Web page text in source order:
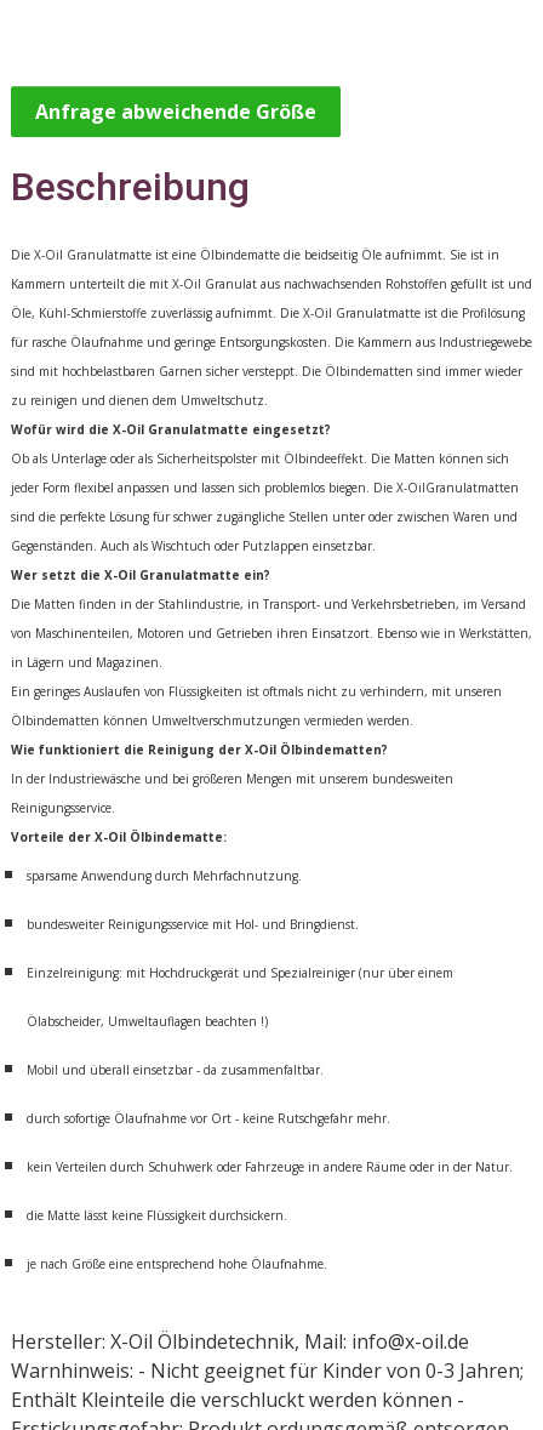
Anfrage abweichende Größe
Beschreibung
Die X-Oil Granulatmatte ist eine Ölbindematte die beidseitig Öle aufnimmt. Sie ist in
Kammern unterteilt die mit X-Oil Granulat aus nachwachsenden Rohstoffen gefüllt ist und
Öle, Kühl-Schmierstoffe zuverlässig aufnimmt. Die X-Oil Granulatmatte ist die Profilösung
für rasche Ölaufnahme und geringe Entsorgungskosten. Die Kammern aus Industriegewebe
sind mit hochbelastbaren Garnen sicher versteppt. Die Ölbindematten sind immer wieder
zu reinigen und dienen dem Umweltschutz.
Wofür wird die X-Oil Granulatmatte eingesetzt?
Ob als Unterlage oder als Sicherheitspolster mit Ölbindeeffekt. Die Matten können sich
jeder Form flexibel anpassen und lassen sich problemlos biegen. Die X-OilGranulatmatten
sind die perfekte Lösung für schwer zugängliche Stellen unter oder zwischen Waren und
Gegenständen. Auch als Wischtuch oder Putzlappen einsetzbar.
Wer setzt die X-Oil Granulatmatte ein?
Die Matten finden in der Stahlindustrie, in Transport- und Verkehrsbetrieben, im Versand
von Maschinenteilen, Motoren und Getrieben ihren Einsatzort. Ebenso wie in Werkstätten,
in Lägern und Magazinen.
Ein geringes Auslaufen von Flüssigkeiten ist oftmals nicht zu verhindern, mit unseren
Ölbindematten können Umweltverschmutzungen vermieden werden.
Wie funktioniert die Reinigung der X-Oil Ölbindematten?
In der Industriewäsche und bei größeren Mengen mit unserem bundesweiten
Reinigungsservice.
Vorteile der X-Oil Ölbindematte:
sparsame Anwendung durch Mehrfachnutzung.
bundesweiter Reinigungsservice mit Hol- und Bringdienst.
Einzelreinigung: mit Hochdruckgerät und Spezialreiniger (nur über einem
Ölabscheider, Umweltauflagen beachten !)
Mobil und überall einsetzbar - da zusammenfaltbar.
durch sofortige Ölaufnahme vor Ort - keine Rutschgefahr mehr.
kein Verteilen durch Schuhwerk oder Fahrzeuge in andere Räume oder in der Natur.
die Matte lässt keine Flüssigkeit durchsickern.
je nach Größe eine entsprechend hohe Ölaufnahme.
Hersteller: X-Oil Ölbindetechnik, Mail: info@x-oil.de
Warnhinweis: - Nicht geeignet für Kinder von 0-3 Jahren;
Enthält Kleinteile die verschluckt werden können -